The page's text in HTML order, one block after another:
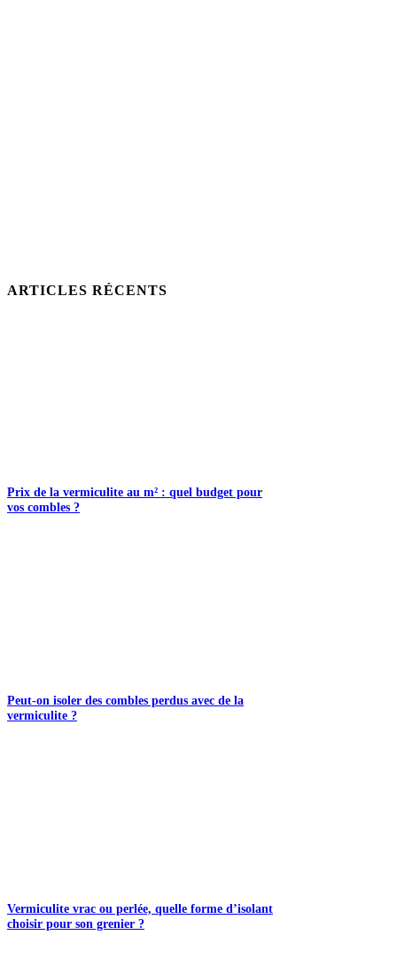
ARTICLES RÉCENTS
Prix de la vermiculite au m² : quel budget pour
vos combles ?
Peut-on isoler des combles perdus avec de la
vermiculite ?
Vermiculite vrac ou perlée, quelle forme d’isolant
choisir pour son grenier ?